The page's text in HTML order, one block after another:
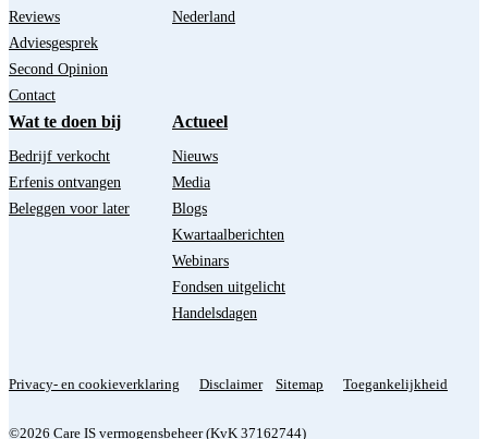
Reviews
Adviesgesprek
Second Opinion
Contact
Nederland
Wat te doen bij
Bedrijf verkocht
Erfenis ontvangen
Beleggen voor later
Actueel
Nieuws
Media
Blogs
Kwartaalberichten
Webinars
Fondsen uitgelicht
Handelsdagen
Privacy- en cookieverklaring Disclaimer Sitemap Toegankelijkheid
©2026 Care IS vermogensbeheer (KvK 37162744)